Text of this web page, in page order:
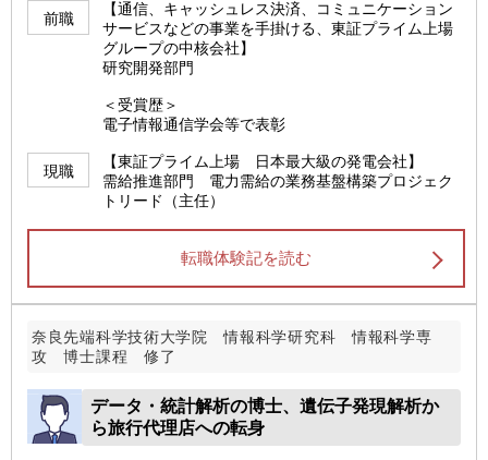
前職
【通信、キャッシュレス決済、コミュニケーション
サービスなどの事業を手掛ける、東証プライム上場
グループの中核会社】
研究開発部門
＜受賞歴＞
電子情報通信学会等で表彰
現職
【東証プライム上場 日本最大級の発電会社】
需給推進部門 電力需給の業務基盤構築プロジェク
トリード（主任）
転職体験記を読む
奈良先端科学技術大学院 情報科学研究科 情報科学専
攻 博士課程 修了
データ・統計解析の博士、遺伝子発現解析か
ら旅行代理店への転身